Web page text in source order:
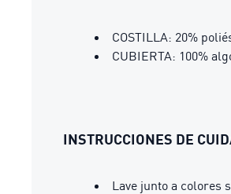
COSTILLA: 20%
CUBIERTA: 100%
INSTRUCCIONES DE
Lave junto a colores